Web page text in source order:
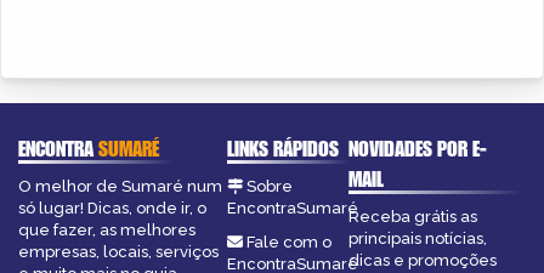
ENCONTRASUMARÉ
O melhor de Sumaré num
só lugar! Dicas, onde ir, o
que fazer, as melhores
empresas, locais, serviços
LINKS RÁPIDOS
Sobre
EncontraSumaré
Fale com o
EncontraSumaré
NOVIDADES POR E-
MAIL
Receba grátis as
principais notícias,
dicas e promoções